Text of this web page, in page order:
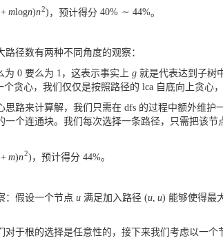
+ mlogn)n2) ，预计得分40% ∼ 44%。
路径数有两种不同角度的观察：
为 0 要么为 1 ，这表示事实上 g 就是代表达到子树
贪心，我们仅仅是按照路径的 lca 自底向上贪心，
思路来计算解，我们只需在 dfs 的过程中额外维
一个连通块。我们每次选择一条路径，只需把该
+ m)n2) ，预计得分44%。
：假设一个节点 u 满足加入路径 (u u) 能够使得最
对于根的选择是任意性的，接下来我们考虑以一